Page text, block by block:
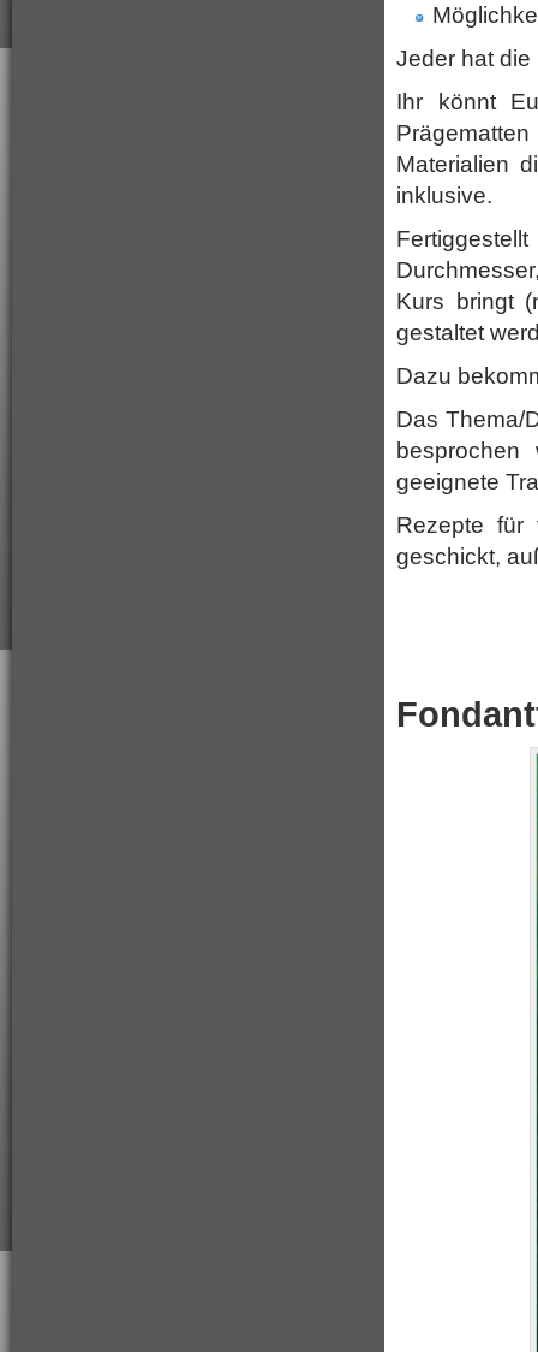
Jeder hat die
Ihr könnt
Materialien
inklusive.
Kurs bringt
gestaltet
Dazu
Das Thema/
geeignete
Rezepte für
geschickt,